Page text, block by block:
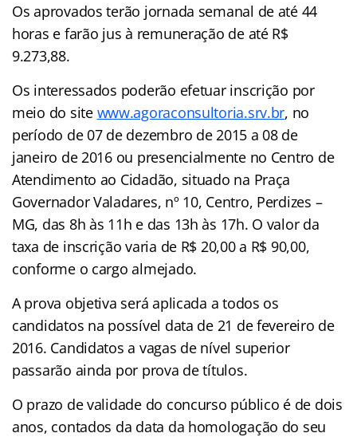
Os aprovados terão jornada semanal de até 44
horas e farão jus à remuneração de até R$
9.273,88.
Os interessados poderão efetuar inscrição por
meio do site www.agoraconsultoria.srv.br, no
período de 07 de dezembro de 2015 a 08 de
janeiro de 2016 ou presencialmente no Centro de
Atendimento ao Cidadão, situado na Praça
Governador Valadares, nº 10, Centro, Perdizes –
MG, das 8h às 11h e das 13h às 17h. O valor da
taxa de inscrição varia de R$ 20,00 a R$ 90,00,
conforme o cargo almejado.
A prova objetiva será aplicada a todos os
candidatos na possível data de 21 de fevereiro de
2016. Candidatos a vagas de nível superior
passarão ainda por prova de títulos.
O prazo de validade do concurso público é de dois
anos, contados da data da homologação do seu